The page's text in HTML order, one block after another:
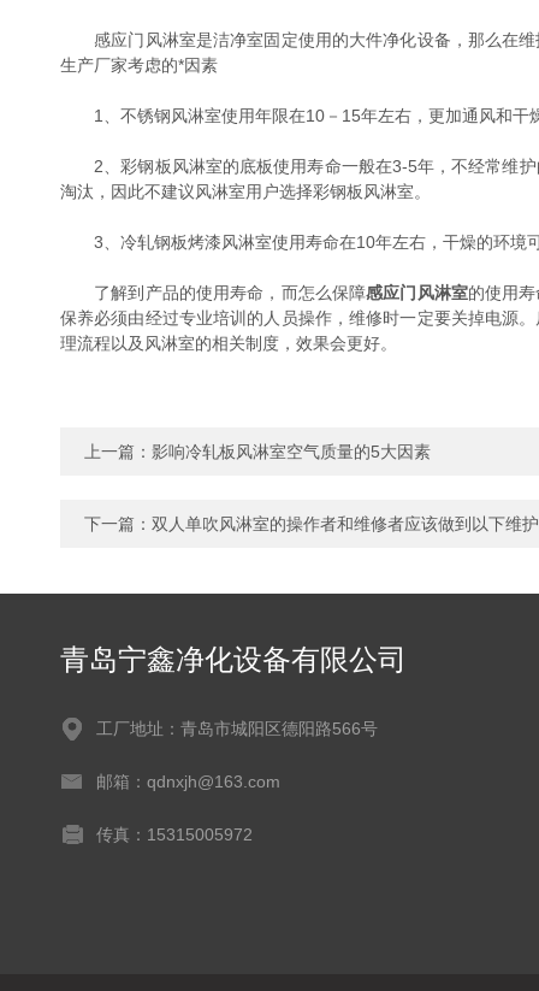
感应门风淋室是洁净室固定使用的大件净化设备，那么在维
生产厂家考虑的*因素
1、不锈钢风淋室使用年限在10－15年左右，更加通风和干
2、彩钢板风淋室的底板使用寿命一般在3-5年，不经常维护
淘汰，因此不建议风淋室用户选择彩钢板风淋室。
3、冷轧钢板烤漆风淋室使用寿命在10年左右，干燥的环境
了解到产品的使用寿命，而怎么保障感应门风淋室的使用
保养必须由经过专业培训的人员操作，维修时一定要关掉电源
理流程以及风淋室的相关制度，效果会更好。
上一篇： 影响冷轧板风淋室空气质量的5大因素
下一篇： 双人单吹风淋室的操作者和维修者应该做到以下维
青岛宁鑫净化设备有限公司
工厂地址：青岛市城阳区德阳路566号
邮箱：qdnxjh@163.com
传真：15315005972